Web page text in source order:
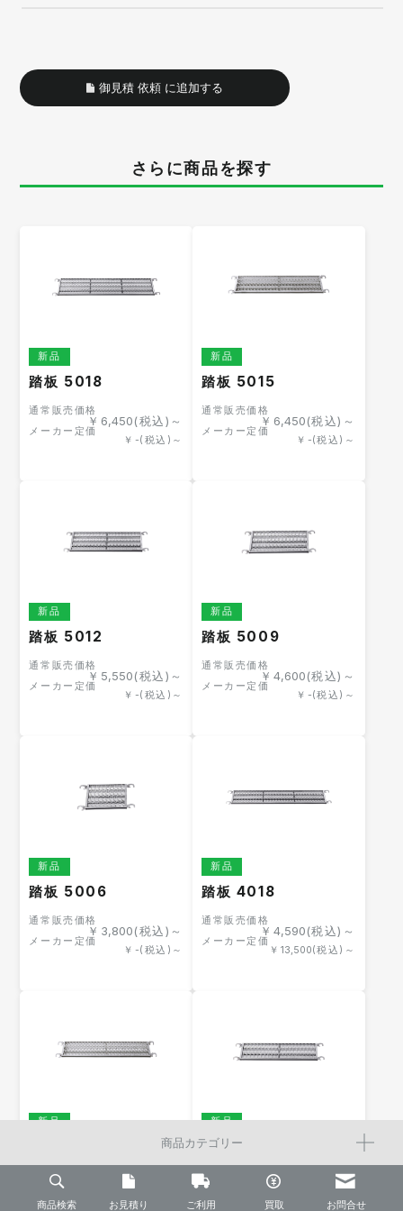
商品検索 お見積り ご利用 買取 お問合せ
商品カテゴリー
御見積 依頼 に追加する
さらに商品を探す
新品
踏板 5018
通常販売価格
￥ 6,450(税込)～
メーカー定価
￥ -(税込)～
新品
踏板 5015
通常販売価格
￥ 6,450(税込)～
メーカー定価
￥ -(税込)～
新品
踏板 5012
通常販売価格
￥ 5,550(税込)～
メーカー定価
￥ -(税込)～
新品
踏板 5009
通常販売価格
￥ 4,600(税込)～
メーカー定価
￥ -(税込)～
新品
踏板 5006
通常販売価格
￥ 3,800(税込)～
メーカー定価
￥ -(税込)～
新品
踏板 4018
通常販売価格
￥ 4,590(税込)～
メーカー定価
￥ 13,500(税込)～
新品
通常販売価格
4,590(税込)～
13,500(税込)～
新品
踏板 4012
通常販売価格
￥3,570 (税込)～
￥10,500 (税込)～